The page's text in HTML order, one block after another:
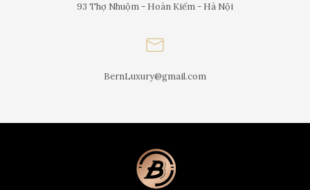
93 Thợ Nhuộm - Hoàn Kiếm - Hà Nội
BernLuxury@gmail.com